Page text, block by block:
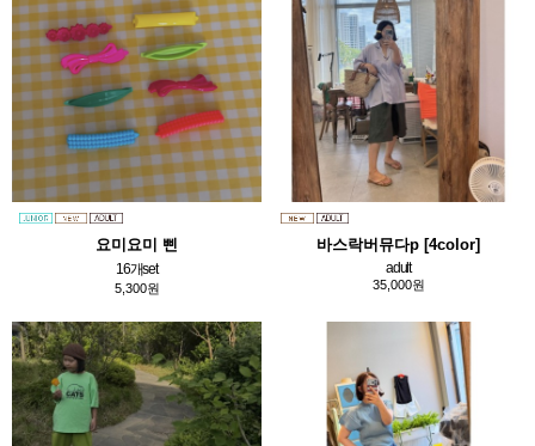
요미요미 삔
16개set
5,300원
바스락버뮤다p [4color]
adult
35,000원